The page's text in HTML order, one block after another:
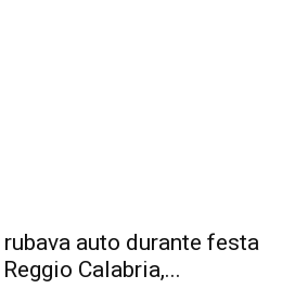
auto durante festa
Calabria,...